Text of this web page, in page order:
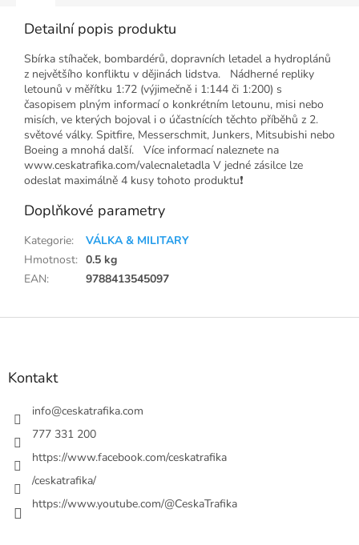
Detailní popis produktu
Sbírka stíhaček, bombardérů, dopravních letadel a hydroplánů
z největšího konfliktu v dějinách lidstva. Nádherné repliky
letounů v měřítku 1:72 (výjimečně i 1:144 či 1:200) s
časopisem plným informací o konkrétním letounu, misi nebo
misích, ve kterých bojoval i o účastnících těchto příběhů z 2.
světové války. Spitfire, Messerschmit, Junkers, Mitsubishi nebo
Boeing a mnohá další. Více informací naleznete na
www.ceskatrafika.com/valecnaletadla V jedné zásilce lze
odeslat maximálně 4 kusy tohoto produktu❗
Doplňkové parametry
Kategorie:
VÁLKA & MILITARY
Hmotnost: 0.5 kg
EAN: 9788413545097
Z
Kontakt
info@ceskatrafika.com
777 331 200
https://www.facebook.com/ceskatrafika
/ceskatrafika/
https://www.youtube.com/@CeskaTrafika